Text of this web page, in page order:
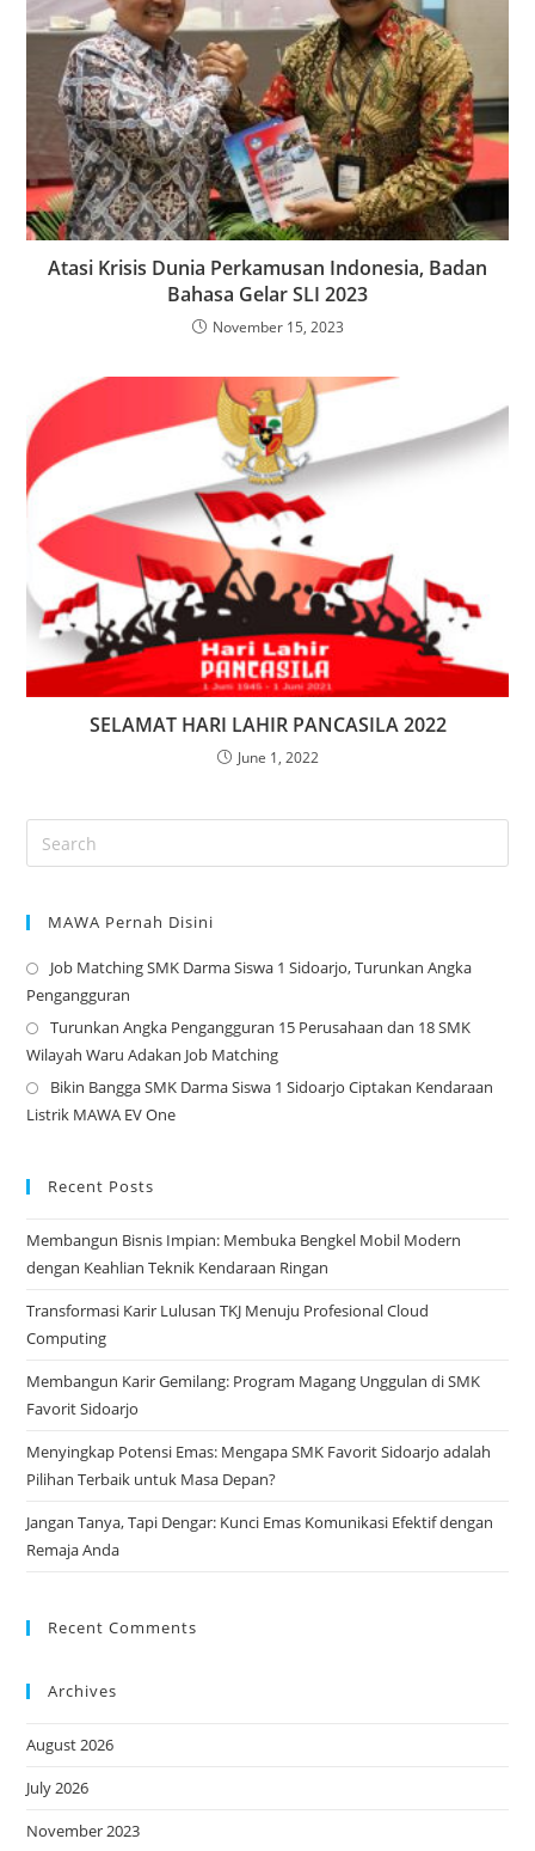
Atasi Krisis Dunia Perkamusan Indonesia, Badan
Bahasa Gelar SLI 2023
November 15, 2023
SELAMAT HARI LAHIR PANCASILA 2022
June 1, 2022
MAWA Pernah Disini
Job Matching SMK Darma Siswa 1 Sidoarjo, Turunkan Angka
Pengangguran
Turunkan Angka Pengangguran 15 Perusahaan dan 18 SMK
Wilayah Waru Adakan Job Matching
Bikin Bangga SMK Darma Siswa 1 Sidoarjo Ciptakan Kendaraan
Listrik MAWA EV One
Recent Posts
Membangun Bisnis Impian: Membuka Bengkel Mobil Modern
dengan Keahlian Teknik Kendaraan Ringan
Transformasi Karir Lulusan TKJ Menuju Profesional Cloud
Computing
Membangun Karir Gemilang: Program Magang Unggulan di SMK
Favorit Sidoarjo
Menyingkap Potensi Emas: Mengapa SMK Favorit Sidoarjo adalah
Pilihan Terbaik untuk Masa Depan?
Jangan Tanya, Tapi Dengar: Kunci Emas Komunikasi Efektif dengan
Remaja Anda
Recent Comments
Archives
August 2026
July 2026
November 2023